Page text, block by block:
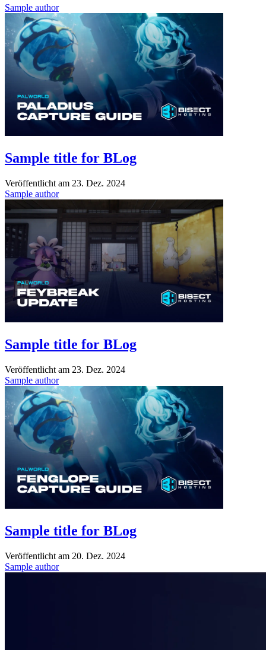
Sample author
Sample title for BLog
Veröffentlicht am 23. Dez. 2024
Sample author
Sample title for BLog
Veröffentlicht am 23. Dez. 2024
Sample author
Sample title for BLog
Veröffentlicht am 20. Dez. 2024
Sample author